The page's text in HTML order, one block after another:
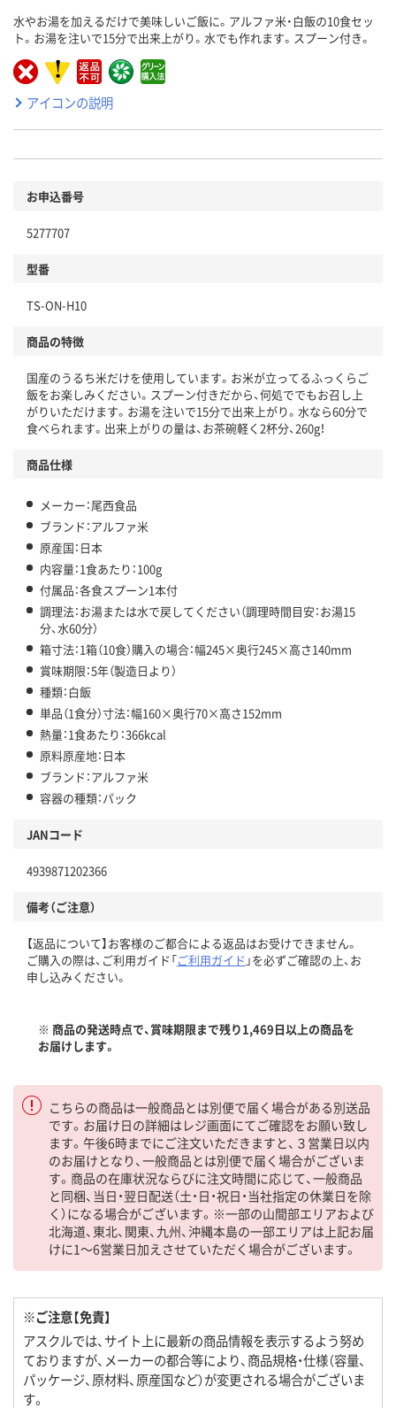
水やお湯を加えるだけで美味しいご飯に。アルファ米・白飯の10食セッ
ト。お湯を注いで15分で出来上がり。水でも作れます。スプーン付き。
アイコンの説明
お申込番号
5277707
型番
TS-ON-H10
商品の特徴
国産のうるち米だけを使用しています。お米が立ってるふっくらご
飯をお楽しみください。スプーン付きだから、何処ででもお召し上
がりいただけます。お湯を注いで15分で出来上がり。水なら60分で
食べられます。出来上がりの量は、お茶碗軽く2杯分、260g！
商品仕様
メーカー：尾西食品
ブランド：アルファ米
原産国：日本
内容量：1食あたり：100g
付属品：各食スプーン1本付
調理法：お湯または水で戻してください（調理時間目安：お湯15
分、水60分）
箱寸法：1箱（10食）購入の場合：幅245×奥行245×高さ140mm
賞味期限：5年（製造日より）
種類：白飯
単品（1食分）寸法：幅160×奥行70×高さ152mm
熱量：1食あたり：366kcal
原料原産地：日本
ブランド：アルファ米
容器の種類：パック
JANコード
4939871202366
備考（ご注意）
【返品について】お客様のご都合による返品はお受けできません。
ご購入の際は、ご利用ガイド「ご利用ガイド 」を必ずご確認の上、お
申し込みください。
※ 商品の発送時点で、賞味期限まで残り1,469日以上の商品を
お届けします。
こちらの商品は一般商品とは別便で届く場合がある別送品
です。お届け日の詳細はレジ画面にてご確認をお願い致し
ます。午後6時までにご注文いただきますと、３営業日以内
のお届けとなり、一般商品とは別便で届く場合がございま
す。商品の在庫状況ならびに注文時間に応じて、一般商品
と同梱、当日・翌日配送（土・日・祝日・当社指定の休業日を除
く）になる場合がございます。※一部の山間部エリアおよび
北海道、東北、関東、九州、沖縄本島の一部エリアは上記お届
けに1～6営業日加えさせていただく場合がございます。
※ご注意【免責】
アスクルでは、サイト上に最新の商品情報を表示するよう努め
ておりますが、メーカーの都合等により、商品規格・仕様（容量、
パッケージ、原材料、原産国など）が変更される場合がございま
す。